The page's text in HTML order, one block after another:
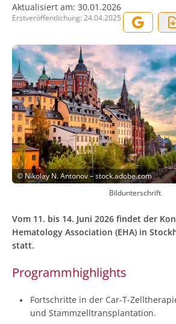
Aktualisiert am: 30.01.2026
Erstveröffentlichung: 24.04.2025
©Nikolay N. Antonov – stock.adobe.com
Bildunterschrift
Vom 11. bis 14. Juni 2026 findet der
Hematology Association (EHA) in
statt.
Programmhighlights
Fortschritte in der Car-T-
und Stammzelltransplantation.